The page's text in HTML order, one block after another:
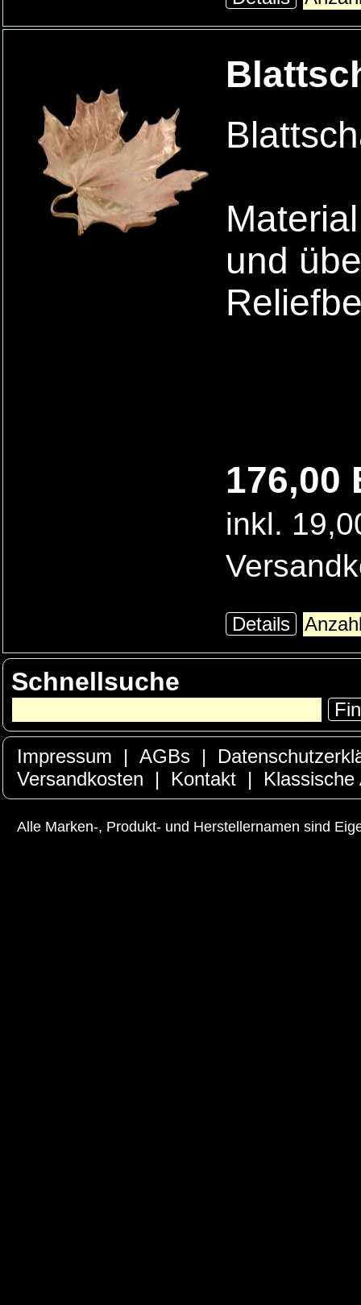
und
176,00
inkl.
Details
Schnellsuche
Impressum | AGBs |
Versandkosten
| Kontakt |
Alle Marken-, Produkt- und Herstellernamen sind